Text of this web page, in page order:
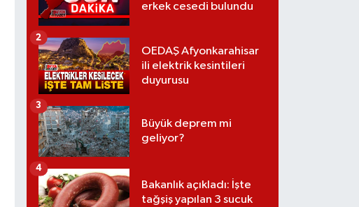
erkek cesedi bulundu
OEDAŞ Afyonkarahisar
ili elektrik kesintileri
duyurusu
2
Büyük deprem mi
geliyor?
3
Bakanlık açıkladı: İşte
tağşiş yapılan 3 sucuk
4